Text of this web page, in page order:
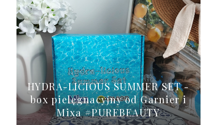
HYDRA-LICIOUS SUMMER SET -
box pielęgnacyjny od Garnier i
Mixa #PUREBEAUTY